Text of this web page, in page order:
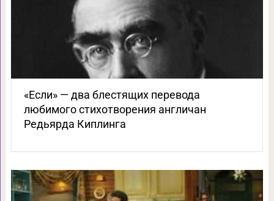
«Если» — два блестящих перевода
любимого стихотворения англичан
Редьярда Киплинга